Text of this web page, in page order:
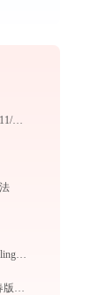
(2025最新)启锐打印机通用驱动下载Win11/Win10官方版
Acrobat Reader Acrobat.exe提示缺少adobelinguistic.dll文件的解决办法
(2026最新)实用教程：奔图 M6202W青春版打印机驱动的下载与安装技巧